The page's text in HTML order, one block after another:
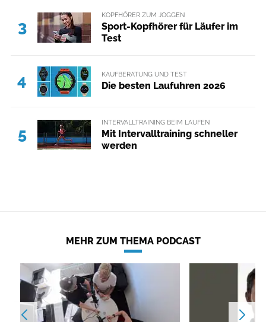
3
KOPFHÖRER ZUM JOGGEN
Sport-Kopfhörer für Läufer im
Test
4 KAUFBERATUNG UND TEST
Die besten Laufuhren 2026
5
INTERVALLTRAINING BEIM LAUFEN
Mit Intervalltraining schneller
werden
MEHR ZUM THEMA PODCAST